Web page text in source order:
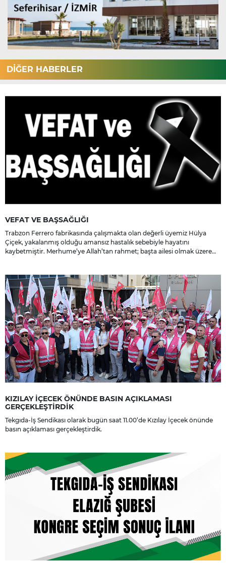
DİĞER HABERLER
VEFAT VE BAŞSAĞLIĞI
Trabzon Ferrero fabrikasında çalışmakta olan değerli üyemiz Hülya
Çiçek, yakalanmış olduğu amansız hastalık sebebiyle hayatını
kaybetmiştir. Merhume’ye Allah’tan rahmet; başta ailesi olmak üzere
KIZILAY İÇECEK ÖNÜNDE BASIN AÇIKLAMASI
GERÇEKLEŞTİRDİK
Tekgıda-İş Sendikası olarak bugün saat 11.00’de Kızılay İçecek önünde
basın açıklaması gerçekleştirdik.